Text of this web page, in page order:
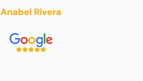
Anabel Rivera